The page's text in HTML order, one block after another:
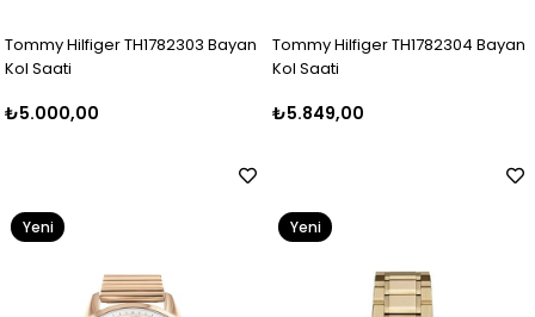
Tommy Hilfiger TH1782303 Bayan
Kol Saati
₺5.000,00
Tommy Hilfiger TH1782304 Bayan
Kol Saati
₺5.849,00
Yeni
Yeni